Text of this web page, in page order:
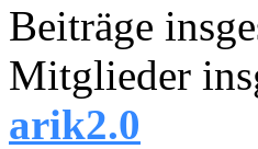
Beiträge
Mitglieder
arik2.0